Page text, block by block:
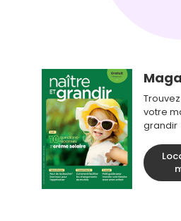
votre
grandir